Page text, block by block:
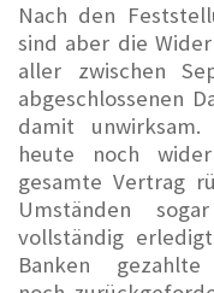
Nach den
sind aber die
aller zwischen
abgeschlossenen
damit
heute noch
gesamte Vertrag
Umständen
vollständig
Banken gezahlte